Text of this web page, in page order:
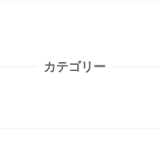
カテゴリー